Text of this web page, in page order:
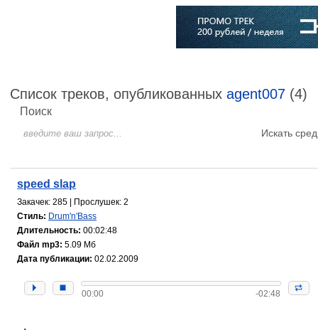
Список треков, опубликованных agent007 (4)
Поиск
Искать
speed slap
Закачек: 285 | Прослушек: 2
Стиль: Drum'n'Bass
Длительность: 00:02:48
Файл mp3: 5.09 Мб
Дата публикации: 02.02.2009
00:00 -02:48